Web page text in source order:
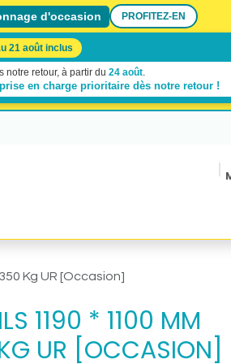
d'occasion PROFITEZ-EN
21 août inclus
notre retour, à partir du 24 août.
en charge prioritaire dès notre retour !
Kg UR [Occasion]
1190 * 1100 MM
UR [OCCASION]